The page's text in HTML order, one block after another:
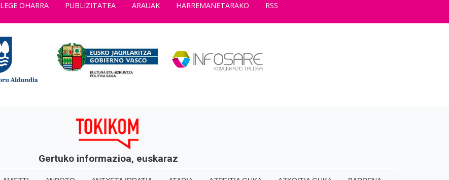
LEGE OHARRA PUBLIZITATEA ARAUAK HARREMANETARAKO RSS
Gertuko informazioa, euskaraz